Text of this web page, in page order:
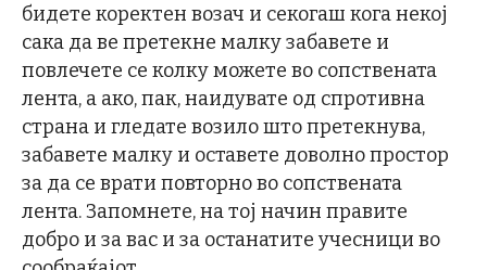
бидете коректен возач и секогаш кога некој
сака да ве претекне малку забавете и
повлечете се колку можете во сопствената
лента, а ако, пак, наидувате од спротивна
страна и гледате возило што претекнува,
забавете малку и оставете доволно простор
за да се врати повторно во сопствената
лента. Запомнете, на тој начин правите
добро и за вас и за останатите учесници во